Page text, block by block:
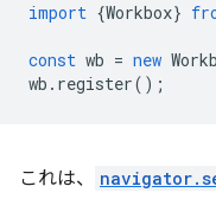
import {Workbox}
const wb = new
wb . register();
これは、